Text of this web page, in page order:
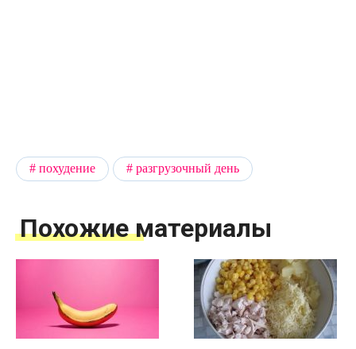
похудение разгрузочный день
Похожие материалы